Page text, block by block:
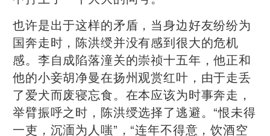
也许是出于这样的矛盾，当身边好友纷纷为
国奔走时，陈洪绶并没有感到很大的危机
感。李自成陷落潼关的崇祯十五年，他正和
他的小妾胡净曼在扬州观赏红叶，由于走丢
了爱犬而废寝忘食。在本应该为时事奔走，
举臂振呼之时，陈洪绶选择了逃避。“恨未得
一吏，沉湎为人嗤”，“连年不得意，饮酒空